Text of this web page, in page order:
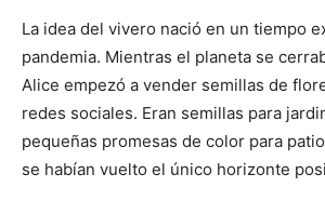
La idea del vivero nació en un tiempo
pandemia. Mientras el planeta se
Alice empezó a vender semillas de
redes sociales. Eran semillas para
pequeñas promesas de color para
se habían vuelto el único horizonte